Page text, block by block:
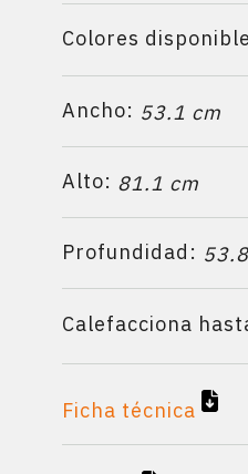
Colores
Ancho: 53.1 cm
Alto: 81.1 cm
Profundidad:
Calefacciona
Ficha técnica